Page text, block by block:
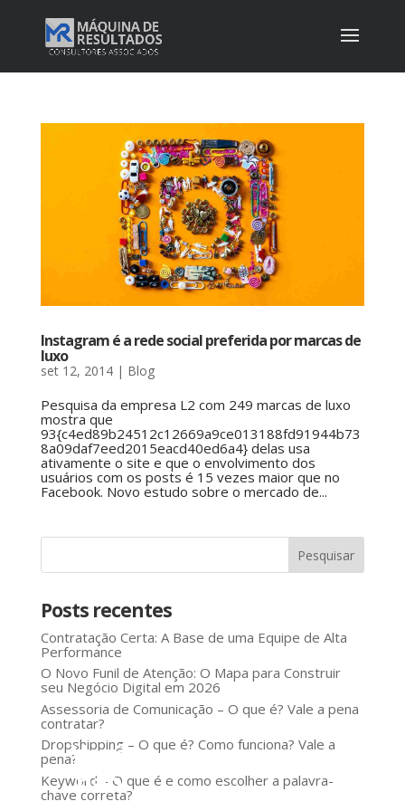
Instagram é a rede social preferida por marcas de
luxo
set 12, 2014| Blog
Pesquisa da empresa L2 com 249 marcas de luxo
mostra que
93{c4ed89b24512c12669a9ce013188fd91944b73
8a09daf7eed2015eacd40ed6a4} delas usa
ativamente o site e que o envolvimento dos
usuários com os posts é 15 vezes maior que no
Facebook. Novo estudo sobre o mercado de...
Posts recentes
Contratação Certa: A Base de uma Equipe de Alta
Performance
O Novo Funil de Atenção: O Mapa para Construir
seu Negócio Digital em 2026
Assessoria de Comunicação – O que é? Vale a pena
contratar?
Dropshipping – O que é? Como funciona? Vale a
pena?
Keyword – O que é e como escolher a palavra-
chave correta?
Você
não